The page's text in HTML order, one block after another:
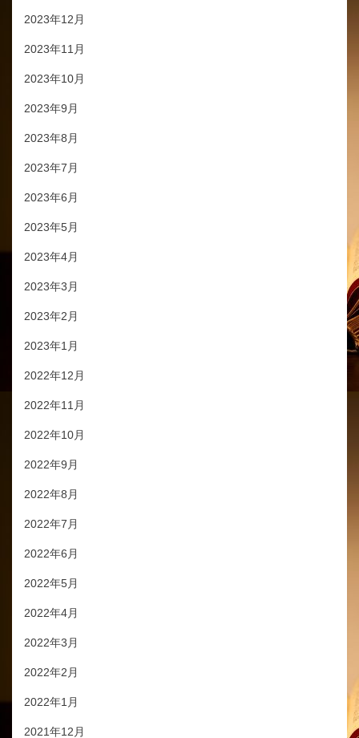
2023年12月
2023年11月
2023年10月
2023年9月
2023年8月
2023年7月
2023年6月
2023年5月
2023年4月
2023年3月
2023年2月
2023年1月
2022年12月
2022年11月
2022年10月
2022年9月
2022年8月
2022年7月
2022年6月
2022年5月
2022年4月
2022年3月
2022年2月
2022年1月
2021年12月